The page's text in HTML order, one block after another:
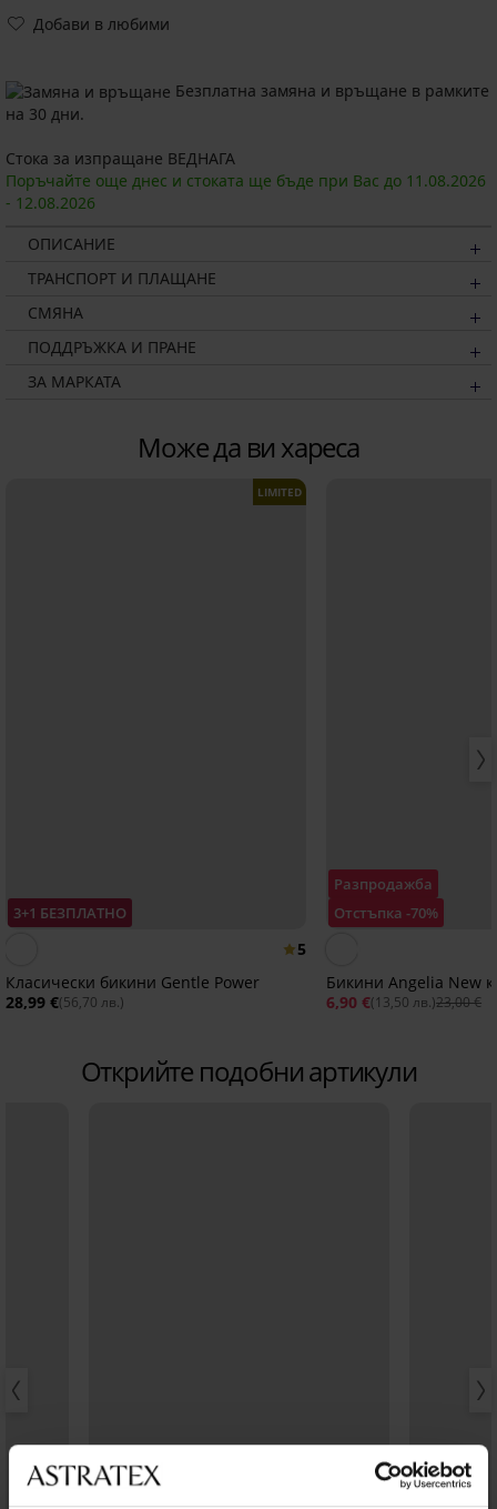
Добави в любими
Безплатна замяна и връщане в рамките
на 30 дни.
Стока за изпращане ВЕДНАГА
Поръчайте още днес и стоката ще бъде при Вас до 11.08.2026
- 12.08.2026
ОПИСАНИЕ
ТРАНСПОРТ И ПЛАЩАНЕ
СМЯНА
ПОДДРЪЖКА И ПРАНЕ
ЗА МАРКАТА
Може да ви хареса
3+1 БЕЗПЛАТНО
LIMITED
5
Класически бикини Gentle Power
28,99 €(56,70 лв.)
Разпродажба
Отстъпка -70%
Бикини Angelia New
6,90 €(13,50 лв.)23,00 €
Открийте подобни артикули